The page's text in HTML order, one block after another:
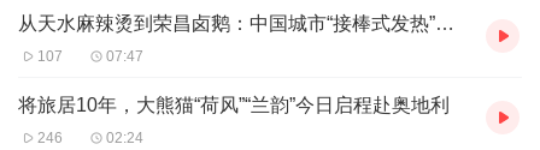
从天水麻辣烫到荣昌卤鹅：中国城市“接棒式发热”带来了什么
107 07:47
将旅居10年，大熊猫“荷风”“兰韵”今日启程赴奥地利
246 02:24